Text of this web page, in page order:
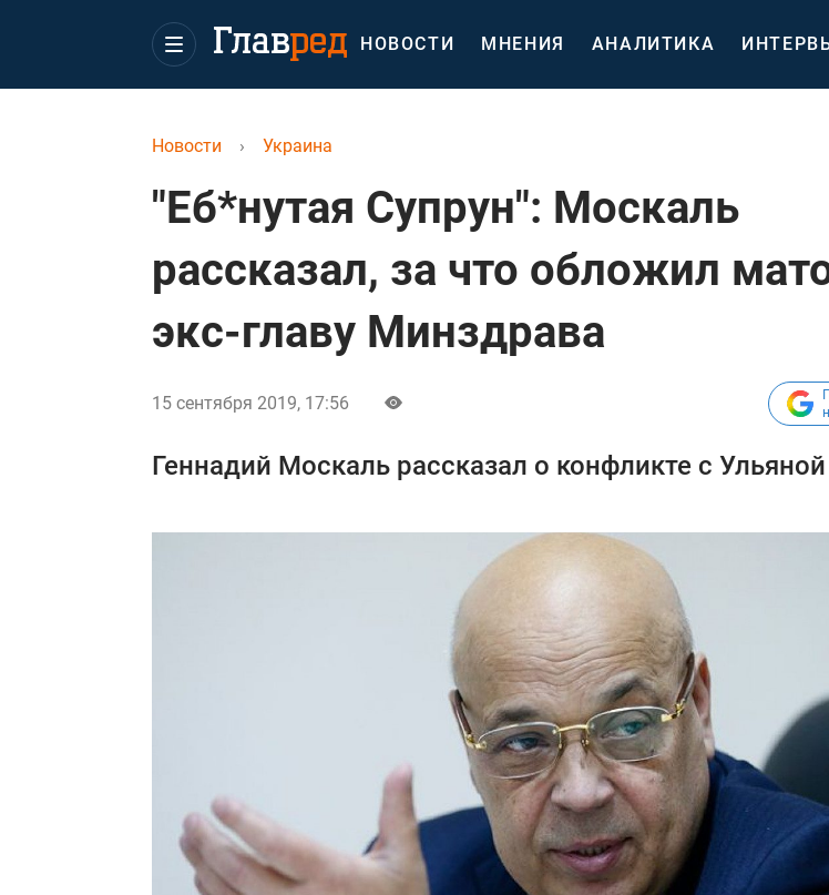
НОВОСТИ МНЕНИЯ АНАЛИТИКА
Новости › Украина
"Еб*нутая Супрун": Москаль
рассказал, за что обложил
экс-главу Минздрава
15 сентября 2019, 17:56
Геннадий Москаль рассказал о конфликте с